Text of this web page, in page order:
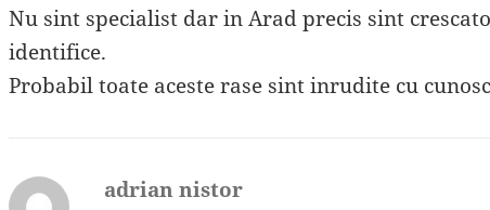
Nu sint specialist dar in Arad precis sint
identifice.
Probabil toate aceste rase sint inrudite cu
adrian nistor